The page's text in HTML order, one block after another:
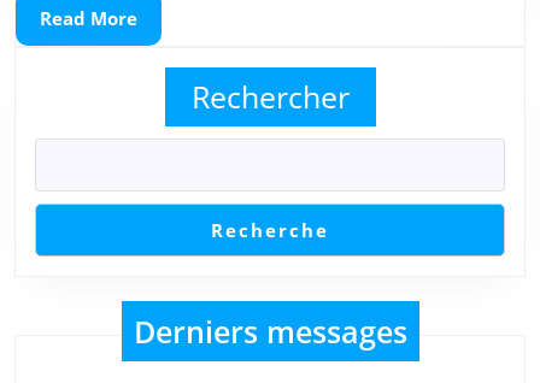
photo
:
une
expérience
d’achat
et
personnalisée
Read MoreRead
More
Rechercher
Recherche
Derniers messages